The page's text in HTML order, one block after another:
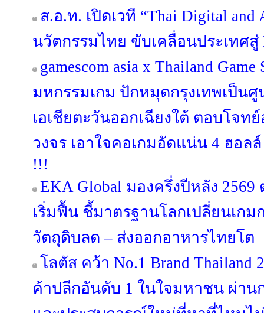
ส.อ.ท. เปิดเวที “Thai Digital and
นวัตกรรมไทย ขับเคลื่อนประเทศสู่
gamescom asia x Thailand
มหกรรมเกม ปักหมุดกรุงเทพเป็น
เอเชียตะวันออกเฉียงใต้ ตอบโจท
วงจร เอาใจคอเกมอัดแน่น 4 ฮอ
!!!
EKA Global มองครึ่งปีหลัง
เริ่มฟื้น ชี้มาตรฐานโลกเปลี่ยนเก
วัตถุดิบลด – ส่งออกอาหารไทยโต
โลตัส คว้า No.1 Brand
ค้าปลีกอันดับ 1 ในใจมหาชน ผ่าน